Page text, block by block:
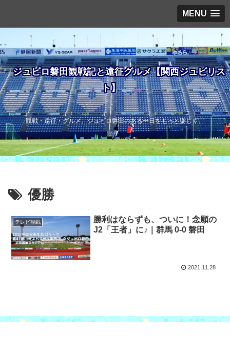
MENU
ジュビロ磐田観戦記と遠征グルメ【関西ジュビリス
ト】
観戦・遠征・グルメ。ジュビロ磐田のある一日をもっと楽しく。
優勝
テレビ観戦
勝利はならずも、ついに！念願の
J2「王者」に♪｜群馬 0-0 磐田
2021.11.28